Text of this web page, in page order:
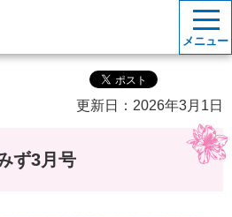
メニュー
更新日：2026年3月1日
ず3月号